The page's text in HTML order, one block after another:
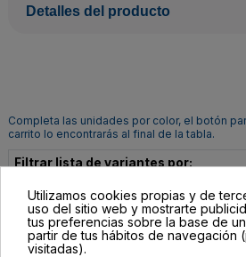
Detalles del producto
Completa las unidades por color, el botón
carrito lo encontrarás al final de la tabla.
Filtrar lista de variantes por:
Talla: TALLA ÚNICA ADULTO
Color: ROYAL GRIS VIGORE
Utilizamos cookies propias y de
uso del sitio web y mostrarte
tus preferencias sobre la base de
partir de tus hábitos de navegación
visitadas).